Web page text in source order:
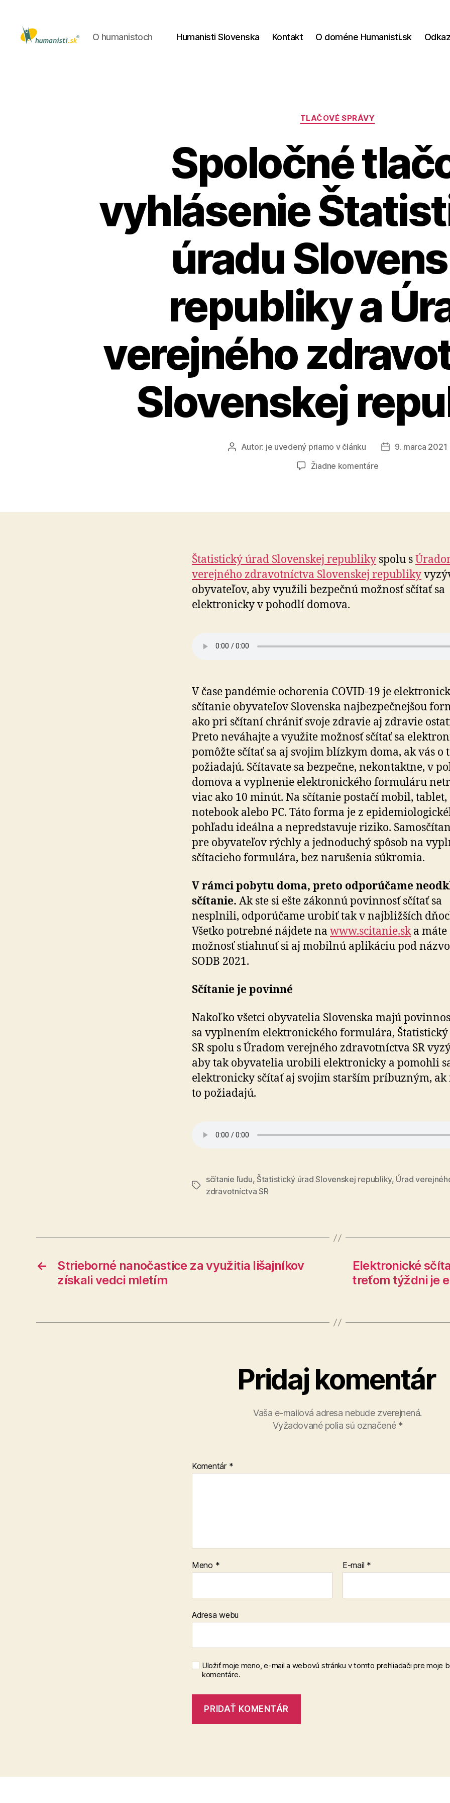
O humanistoch Humanisti Slovenska Kontakt O doméne Humanisti.sk
Kategórie
TLAČOVÉ SPRÁVY
Spoločné
vyhlásenie
úradu
republiky a
verejného
Slovenskej
AutorAutor: je uvedený priamo v článku
Dátum
9. marca 2021
Žiadne komentárena
Štatistického
a
Úradu
verejného
Štatistický úrad Slovenskej republiky spolu s
verejného zdravotníctva Slovenskej republiky
obyvateľov, aby využili bezpečnú možnosť sčítať sa
elektronicky v pohodlí domova.
V čase pandémie ochorenia COVID-19 je
sčítanie obyvateľov Slovenska najbezpečnejšou
ako pri sčítaní chrániť svoje zdravie aj zdravie
Preto neváhajte a využite možnosť sčítať sa
pomôžte sčítať sa aj svojim blízkym doma, ak vás o
požiadajú. Sčítavate sa bezpečne, nekontaktne, v
domova a vyplnenie elektronického formuláru
viac ako 10 minút. Na sčítanie postačí mobil, tablet,
notebook alebo PC. Táto forma je z
pohľadu ideálna a nepredstavuje riziko.
pre obyvateľov rýchly a jednoduchý spôsob na
sčítacieho formulára, bez narušenia súkromia.
V rámci pobytu doma, preto odporúčame
sčítanie. Ak ste si ešte zákonnú povinnosť sčítať sa
nesplnili, odporúčame urobiť tak v najbližších
Všetko potrebné nájdete na www.scitanie.ska máte
možnosť stiahnuť si aj mobilnú aplikáciu pod
SODB 2021.
Sčítanie je povinné
Nakoľko všetci obyvatelia Slovenska majú
sa vyplnením elektronického formulára,
SR spolu s Úradom verejného zdravotníctva SR
aby tak obyvatelia urobili elektronicky a pomohli
elektronicky sčítať aj svojim starším príbuzným, ak
to požiadajú.
Značky
sčítanie ľudu, Štatistický úrad Slovenskej republiky, Úrad
zdravotníctva SR
←
Strieborné nanočastice za využitia lišajníkov
získali vedci mletím
Elektronické
treťom týždni je
Pridaj komentár
Vaša e-mailová adresa nebude zverejnená.
Vyžadované polia sú označené *
Komentár *
Meno * E-mail *
Adresa webu
Uložiť moje meno, e-mail a webovú stránku v tomto prehliadači pre moje
komentáre.